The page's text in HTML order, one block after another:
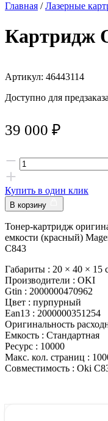
Главная /Лазерные
Картридж
Артикул: 46443114
Доступно для предзаказа
39 000 ₽
Купить в один клик
В корзину
Тонер-картридж
емкости (красный)
C843
Габариты : 20 × 40 × 15
Производители : OKI
Gtin : 2000000470962
Цвет : пурпурный
Ean13 : 2000000351254
Оригинальность
Емкость : Стандартная
Ресурс : 10000
Макс. кол. страниц :
Совместимость : Oki